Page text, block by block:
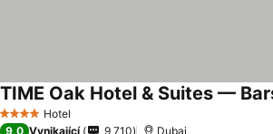
4 Počet hvězdiček
Hotel
9,0 Vynikající 9 710 Dubaj